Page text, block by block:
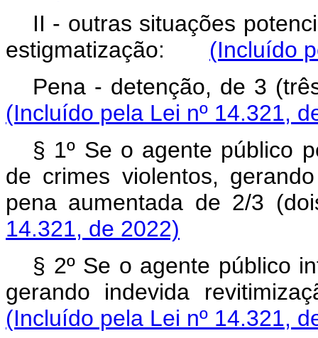
II - outras situações
estigmatização: (Incluído
Pena - detenção, de 3
(Incluído pela Lei nº 14.321,
§ 1º Se o agente público
de crimes violentos,
pena aumentada de 2/3
14.321, de 2022)
§ 2º Se o agente público
gerando indevida
(Incluído pela Lei nº 14.321,